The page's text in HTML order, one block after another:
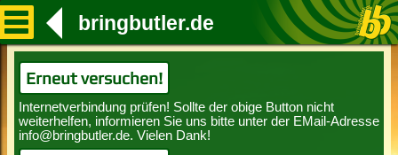
bringbutler.de
Erneut versuchen!